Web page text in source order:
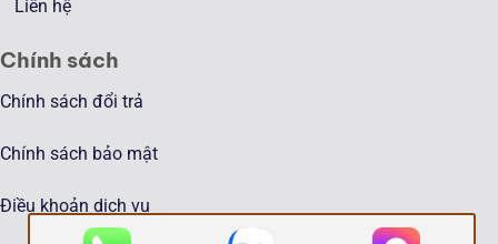
Liên hệ
Chính sách
Chính sách đổi trả
Chính sách bảo mật
Điều khoản dịch vụ